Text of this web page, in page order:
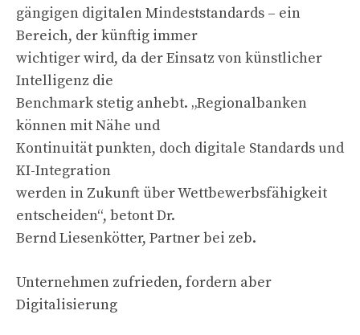
gängigen digitalen Mindeststandards – ein
Bereich, der künftig immer
wichtiger wird, da der Einsatz von künstlicher
Intelligenz die
Benchmark stetig anhebt. „Regionalbanken
können mit Nähe und
Kontinuität punkten, doch digitale Standards und
KI-Integration
werden in Zukunft über Wettbewerbsfähigkeit
entscheiden“, betont Dr.
Bernd Liesenkötter, Partner bei zeb.
Unternehmen zufrieden, fordern aber
Digitalisierung